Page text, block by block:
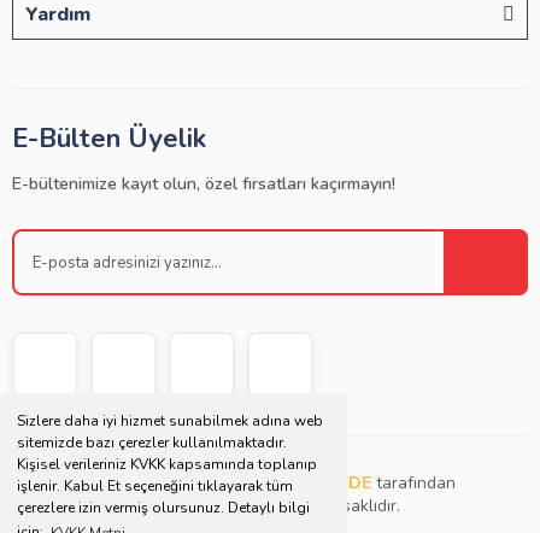
Sizlere daha iyi hizmet sunabilmek adına web
sitemizde bazı çerezler kullanılmaktadır.
Kişisel verileriniz KVKK kapsamında toplanıp
işlenir. Kabul Et seçeneğini tıklayarak tüm
çerezlere izin vermiş olursunuz. Detaylı bilgi
Yardım
E-Bülten Üyelik
E-bültenimize kayıt olun, özel fırsatları kaçırmayın!
Copyright © 2021 | Bu websitesiMüjdat DEDE tarafından
tasarlanmış ve düzenlenmiştir. Tüm hakları saklıdır.